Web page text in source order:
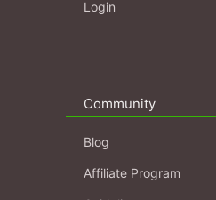
Login
Community
Blog
Affiliate Program